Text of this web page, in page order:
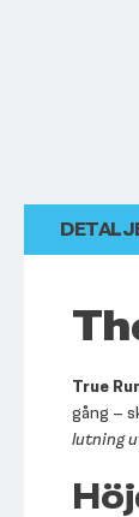
True
gång –
lutning